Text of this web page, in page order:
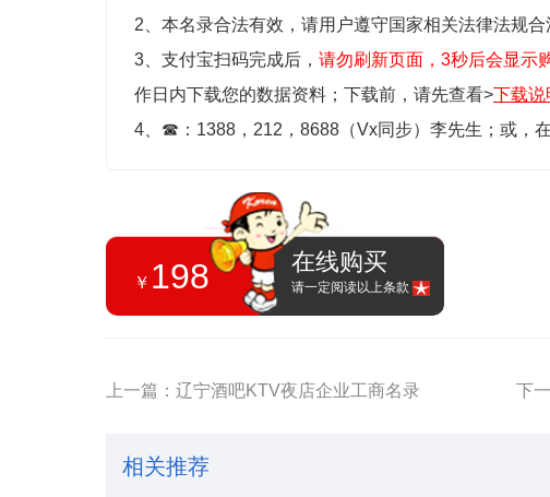
2、本名录合法有效，请用户遵守国家相关法律法规合
3、支付宝扫码完成后， 请勿刷新页面，3秒后会显示
作日内下载您的数据资料； 下载前，请先查看>下载说
4、 ☎ ：1388，212，8688（Vx同步）李先生；或，
￥ 198 在线购买
请一定阅读以上条款
上一篇：辽宁酒吧KTV夜店企业工商名录 下
相关推荐